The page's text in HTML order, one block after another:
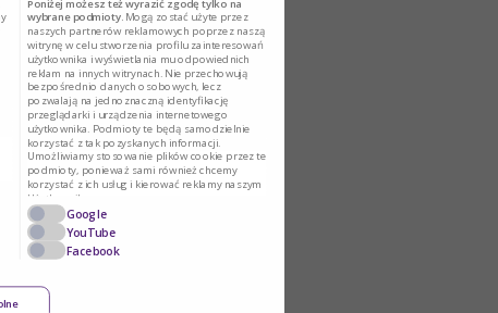
jest
Poniżej możesz też wyrazić zgodę tylko na
wybrane podmioty. Mogą zostać użyte przez
naszych partnerów reklamowych poprzez naszą
witrynę w celu stworzenia profilu zainteresowań
użytkownika i wyświetlania mu odpowiednich
reklam na innych witrynach. Nie przechowują
bezpośrednio danych osobowych, lecz
pozwalają na jednoznaczną identyfikację
przeglądarki i urządzenia internetowego
użytkownika. Podmioty te będą samodzielnie
korzystać z tak pozyskanych informacji.
Umożliwiamy stosowanie plików cookie przez te
podmioty, ponieważ sami również chcemy
korzystać z ich usług i kierować reklamy naszym
Użytkownikom.
Google
YouTube
Facebook